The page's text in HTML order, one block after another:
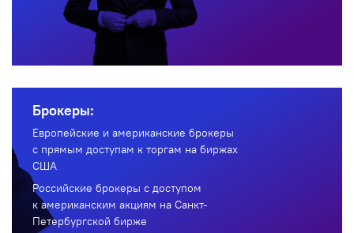
Брокеры:
Европейские и американские брокеры
с прямым доступам к торгам на биржах
США
Российские брокеры с доступом
к американским акциям на Санкт-
Петербургской бирже